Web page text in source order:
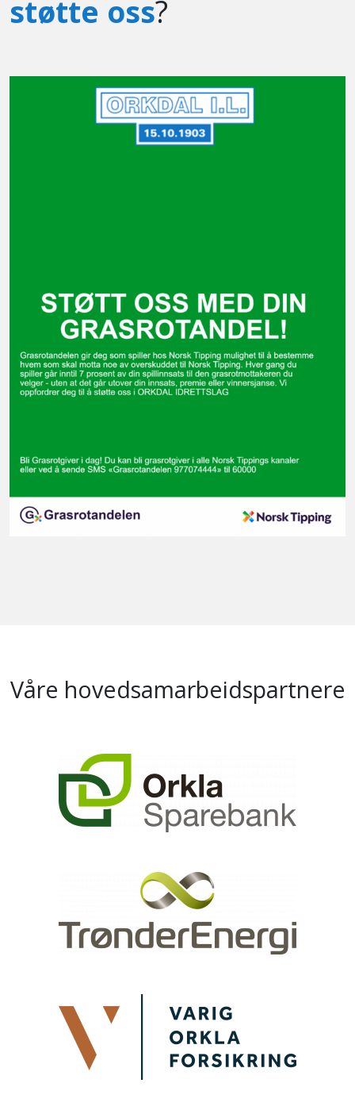
støtte oss?
Våre hovedsamarbeidspartnere